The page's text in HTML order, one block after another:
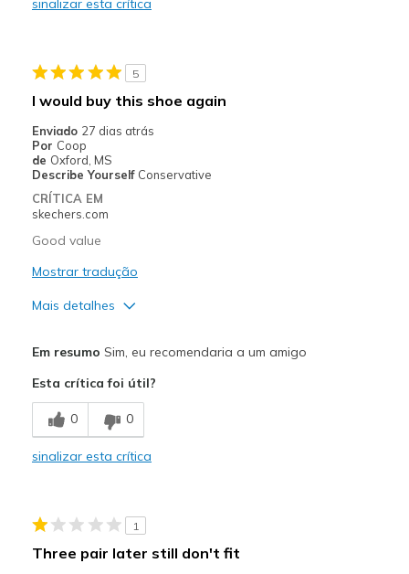
Going Out
Width
Sizing
Feels true to size
View On Shoes
5
I would buy this shoe again
Enviado 27 dias atrás
Por Coop
de Oxford, MS
Describe Yourself Conservative
CRÍTICA EM
skechers.com
Good value
Mostrar tradução
Mais detalhes
Comfortable
Melhores utilizações
Going Out
Sizing
View On Shoes
I'm Into Shoes
Em resumo Sim, eu recomendaria a um amigo
Esta crítica foi útil?
0 0
sinalizar esta crítica
1
Three pair later still don't fit